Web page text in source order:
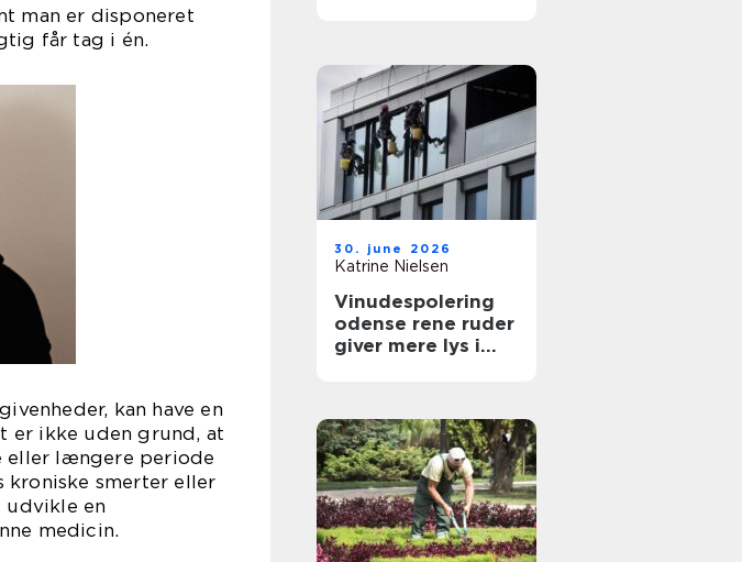
man er disponeret
får tag i én.
kan have en
er ikke uden grund, at
eller længere periode
smerter eller
udvikle en
medicin.
30. june 2026
Katrine Nielsen
Vinudespolering
odense rene ruder
giver mere lys i